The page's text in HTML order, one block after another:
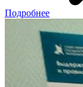
Подробнее